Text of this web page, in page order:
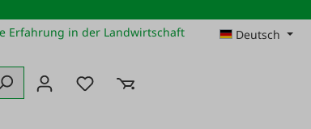
Erfahrung in der Landwirtschaft Deutsch
Du hast 0 Produkte auf dem